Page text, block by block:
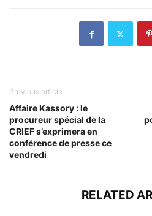
Previous article
Affaire Kassory : le
procureur spécial de la
CRIEF s’exprimera en
conférence de presse ce
vendredi
RELATED